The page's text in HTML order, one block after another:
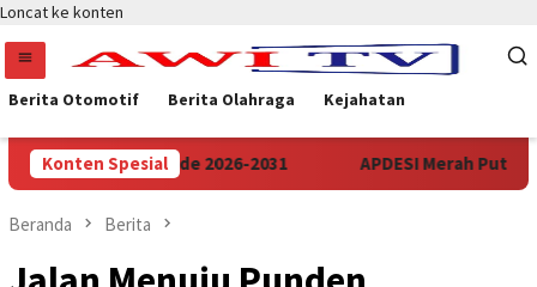
Loncat ke konten
Berita Otomotif Berita Olahraga Kejahatan
Konten Spesial
Periode 2026-2031 APDESI Merah Putih
Beranda Berita